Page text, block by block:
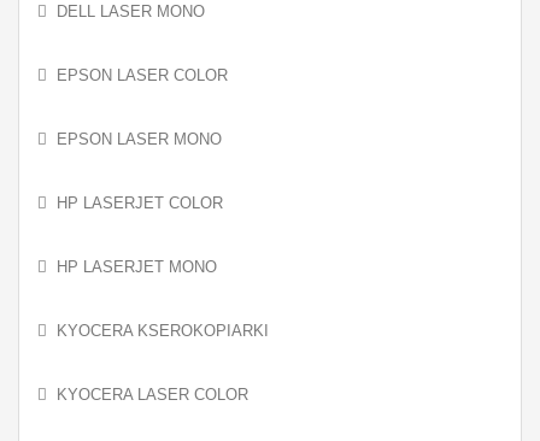
DELL LASER MONO
EPSON LASER COLOR
EPSON LASER MONO
HP LASERJET COLOR
HP LASERJET MONO
KYOCERA KSEROKOPIARKI
KYOCERA LASER COLOR